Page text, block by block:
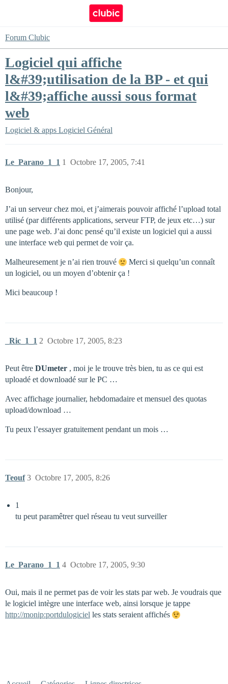
Forum Clubic
Logiciel qui affiche
l&#39;utilisation de la BP - et qui
l&#39;affiche aussi sous format
web
Logiciel & apps Logiciel Général
Le_Parano_1_1 Octobre 17, 2005, 7:41
1
Bonjour,
J’ai un serveur chez moi, et j’aimerais pouvoir affiché l’upload total
utilisé (par différents applications, serveur FTP, de jeux etc…) sur
une page web. J’ai donc pensé qu’il existe un logiciel qui a aussi
une interface web qui permet de voir ça.
Malheuresement je n’ai rien trouvé
Merci si quelqu’un connaît
un logiciel, ou un moyen d’obtenir ça !
Mici beaucoup !
_Ric_1_1 Octobre 17, 2005, 8:23
2
Peut être DUmeter , moi je le trouve très bien, tu as ce qui est
uploadé et downloadé sur le PC …
Avec affichage journalier, hebdomadaire et mensuel des quotas
upload/download …
Tu peux l’essayer gratuitement pendant un mois …
Teouf Octobre 17, 2005, 8:26
3
1
tu peut paramêtrer quel réseau tu veut surveiller
Le_Parano_1_1 Octobre 17, 2005, 9:30
4
Oui, mais il ne permet pas de voir les stats par web. Je voudrais que
le logiciel intègre une interface web, ainsi lorsque je tappe
http://monip:portdulogiciel les stats seraient affichés